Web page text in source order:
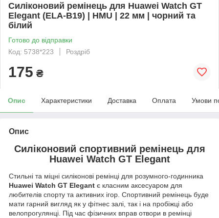
Силіконовий ремінець для Huawei Watch GT
Elegant (ELA-B19) | HMU | 22 мм | чорний та
білий
Готово до відправки
Код: 5738*223
Роздріб
175 ₴
Опис Характеристики Доставка Оплата Умови
Опис
Силіконовий спортивний ремінецьдля
Huawei Watch GT Elegant
Стильні та міцні силіконові ремінці для розумного-годинника
Huawei Watch GT Elegant є класним аксесуаром для
любителів спорту та активних ігор. Спортивний ремінець буде
мати гарний вигляд як у фітнес залі, так і на пробіжці або
велопрогулянці. Під час фізичних вправ отвори в ремінці